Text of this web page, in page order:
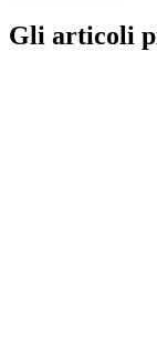
Gli articoli